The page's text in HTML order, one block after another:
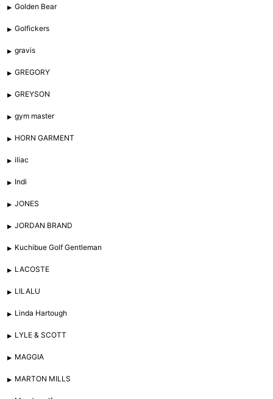
Golden Bear
Golfickers
gravis
GREGORY
GREYSON
gym master
HORN GARMENT
iliac
Indi
JONES
JORDAN BRAND
Kuchibue Golf Gentleman
LACOSTE
LILALU
Linda Hartough
LYLE & SCOTT
MAGGIA
MARTON MILLS